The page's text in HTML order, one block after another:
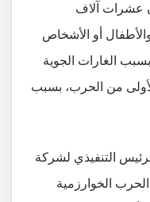
عشرات آلاف
أو الأشخاص
الغارات الجوية
الأولى من الحرب، بسبب
التنفيذي لشركة
الخوارزمية